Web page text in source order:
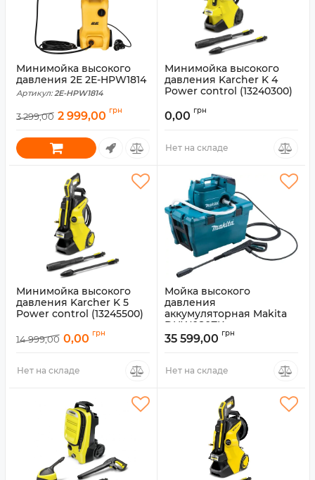
Минимойка высокого
давления 2E 2E-HPW1814
Артикул: 2E-HPW1814
3 299,00 2 999,00 грн
Минимойка высокого
давления Karcher K 4
Power control (13240300)
0,00 грн
Нет на складе
Минимойка высокого
давления Karcher K 5
Power control (13245500)
14 999,00 0,00 грн
Нет на складе
Мойка высокого
давления
аккумуляторная Makita
DHW080ZK
Артикул: DHW080ZK
35 599,00 грн
Нет на складе